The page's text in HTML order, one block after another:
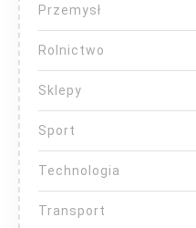
Przemysł
Rolnictwo
Sklepy
Sport
Technologia
Transport